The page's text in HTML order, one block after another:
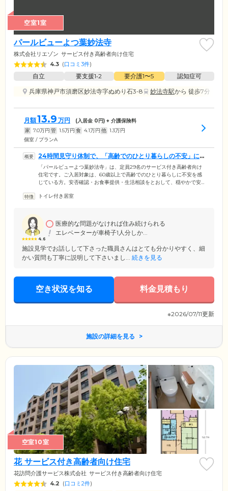
空室1室
パールビューよつ葉妙法寺
株式会社リエゾン サービス付き高齢者向け住宅
4.3 (口コミ3件)
自立 要支援1•2 要介護1〜5
認知症可
兵庫県神戸市須磨区妙法寺字ぬめり石3-8
妙法寺駅から 徒歩7分
月額13.9 万円 (入居金 0円) + 介護保険料
家 7.0万円 管 1.5万円 食 4.1万円 他 1.3万円
個室 / プランA
24時間見守り体制で、「高齢でのひとり暮らしの不安」に
寄り添います
「パールビューよつ葉妙法寺」は、定員29名のサービス付き高齢者向け
住宅です。ご入居対象は、60歳以上で高齢でのひとり暮らしに不安を感
じている方。安否確認・お食事提供・生活相談をとおして、穏やかで安
不良や生活のお困りごとに、いつでも対応いたします。近隣の医療機関
周辺にはスーパーもあり、生活に便利な立地も魅力です。ご家族様もぜ
ひお気軽に遊びにいらしてください。
トイレ付き居室
4.6
医療的な問題がなければ住み続けられる
エレベーターが車椅子1人分しか...
施設見学でお話しして下さった職員さんはとても分かりやすく、細
かい質問も丁寧に説明して下さいまし... 続きを見る
空き状況を知る 料金見積もり
※2026/07/11更新
施設の詳細を見る
空室10室
花 サービス付き高齢者向け住宅
花訪問介護サービス株式会社 サービス付き高齢者向け住宅
4.2 (口コミ2件)